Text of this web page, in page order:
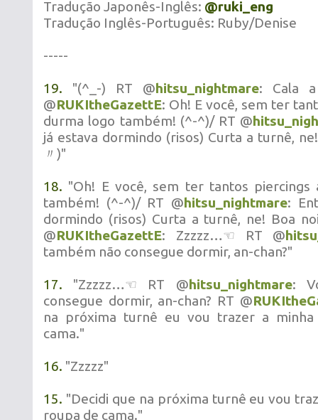
Tradução Japonês-Inglês: @ruki_eng
Tradução Inglês-Português: Ruby/Denise
-----
19. "(^_-) RT @hitsu_nightmare: Cala
@RUKItheGazettE: Oh! E você, sem ter
durma logo também! (^-^)/ RT @
já estava dormindo (risos) Curta a turnê,
〃)"
18. "Oh! E você, sem ter tantos piercings
também! (^-^)/ RT @hitsu_nightmare:
dormindo (risos) Curta a turnê, ne! Boa
@RUKItheGazettE: Zzzzz…☜ RT @
também não consegue dormir, an-chan?"
17. "Zzzzz…☜ RT @hitsu_nightmare:
consegue dormir, an-chan? RT @
na próxima turnê eu vou trazer a
cama."
16. "Zzzzz"
15. "Decidi que na próxima turnê eu vou
roupa de cama."